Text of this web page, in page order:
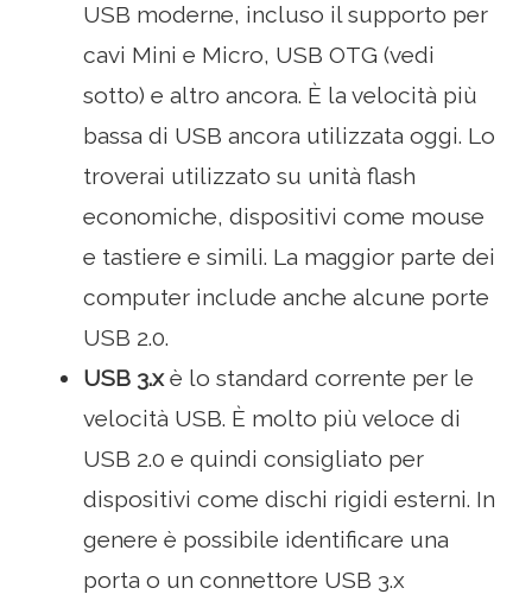
USB moderne, incluso il supporto per
cavi Mini e Micro, USB OTG (vedi
sotto) e altro ancora. È la velocità più
bassa di USB ancora utilizzata oggi. Lo
troverai utilizzato su unità flash
economiche, dispositivi come mouse
e tastiere e simili. La maggior parte dei
computer include anche alcune porte
USB 2.0.
USB 3.xè lo standard corrente per le
velocità USB. È molto più veloce di
USB 2.0 e quindi consigliato per
dispositivi come dischi rigidi esterni. In
genere è possibile identificare una
porta o un connettore USB 3.x